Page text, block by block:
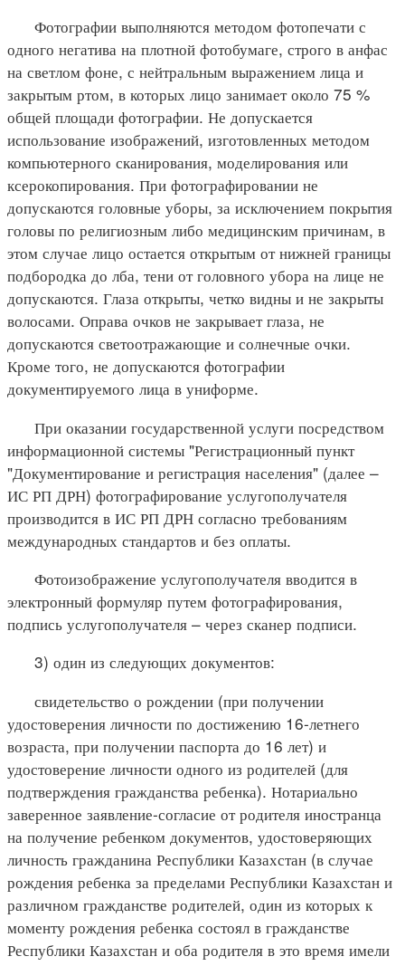
Фотографии выполняются методом фотопечати с
одного негатива на плотной фотобумаге, строго в анфас
на светлом фоне, с нейтральным выражением лица и
закрытым ртом, в которых лицо занимает около 75 %
общей площади фотографии. Не допускается
использование изображений, изготовленных методом
компьютерного сканирования, моделирования или
ксерокопирования. При фотографировании не
допускаются головные уборы, за исключением покрытия
головы по религиозным либо медицинским причинам, в
этом случае лицо остается открытым от нижней границы
подбородка до лба, тени от головного убора на лице не
допускаются. Глаза открыты, четко видны и не закрыты
волосами. Оправа очков не закрывает глаза, не
допускаются светоотражающие и солнечные очки.
Кроме того, не допускаются фотографии
документируемого лица в униформе.
При оказании государственной услуги посредством
информационной системы "Регистрационный пункт
"Документирование и регистрация населения" (далее –
ИС РП ДРН) фотографирование услугополучателя
производится в ИС РП ДРН согласно требованиям
международных стандартов и без оплаты.
Фотоизображение услугополучателя вводится в
электронный формуляр путем фотографирования,
подпись услугополучателя – через сканер подписи.
3) один из следующих документов:
свидетельство о рождении (при получении
удостоверения личности по достижению 16-летнего
возраста, при получении паспорта до 16 лет) и
удостоверение личности одного из родителей (для
подтверждения гражданства ребенка). Нотариально
заверенное заявление-согласие от родителя иностранца
на получение ребенком документов, удостоверяющих
личность гражданина Республики Казахстан (в случае
рождения ребенка за пределами Республики Казахстан и
различном гражданстве родителей, один из которых к
моменту рождения ребенка состоял в гражданстве
Республики Казахстан и оба родителя в это время имели